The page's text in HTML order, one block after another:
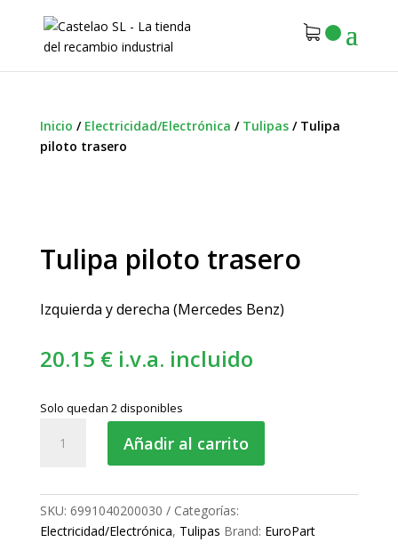
Inicio / Electricidad/Electrónica / Tulipas/ Tulipa
piloto trasero
Tulipa piloto trasero
Izquierda y derecha (Mercedes Benz)
20.15 € i.v.a. incluido
Solo quedan 2 disponibles
piloto
Añadir al carrito
SKU: 6991040200030
Categorías:
Electricidad/Electrónica, Tulipas Brand: EuroPart